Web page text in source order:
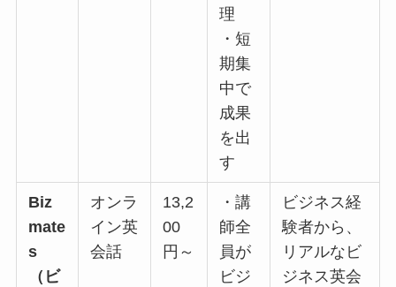
理
・短
期集
中で
成果
を出
す
Biz
mate
s
（ビ
オンラ
イン英
会話
13,2
00
円～
・講
師全
員が
ビジ
ビジネス経
験者から、
リアルなビ
ジネス英会